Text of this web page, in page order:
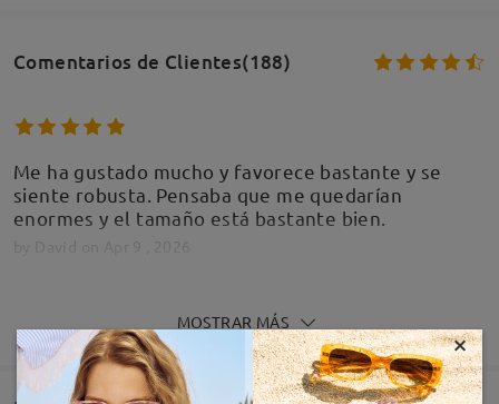
Comentarios de Clientes(188)
Me ha gustado mucho y favorece bastante y se
siente robusta. Pensaba que me quedarían
enormes y el tamaño está bastante bien.
Quedan perfectas. Son progresivas avanzadas, se
ve muy muy bien, de cerca y de lejos. Recomiendo
MOSTRAR MÁS
×